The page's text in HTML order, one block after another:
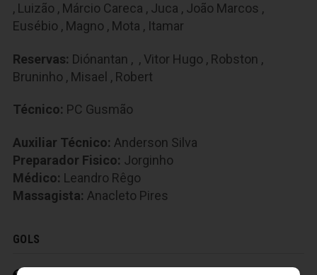
, Luizão , Márcio Careca , Juca , João Marcos ,
Eusébio , Magno , Mota , Itamar
Reservas: Diónantan , , Vitor Hugo , Robston ,
Bruninho , Misael , Robert
Técnico: PC Gusmão
Auxiliar Técnico: Anderson Silva
Preparador Fisico: Jorginho
Médico: Leandro Rêgo
Massagista: Anacleto Pires
GOLS